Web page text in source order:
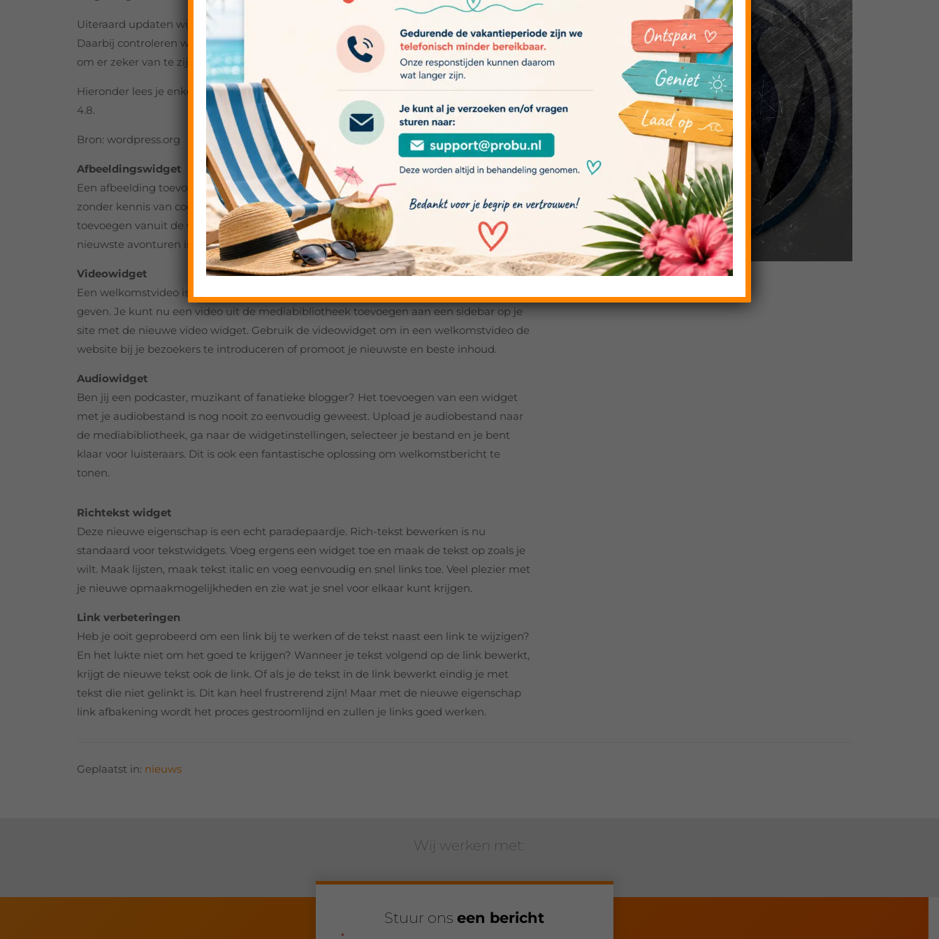
Uiteraard updaten wij al onze Probu WordPress CMS klanten naar deze nieuwste versie.
Daarbij controleren wij meteen ook compatibiliteit met gebruikte plug-ins en widgets,
om er zeker van te zijn dat deze compatibel zijn.
Hieronder lees je enkele van deze vernieuwingen en verbeteringen in WordPress versie
4.8.
Bron: wordpress.org
Afbeeldingswidget
Een afbeelding toevoegen aan een widget is nu een eenvoudige taak die te doen is
zonder kennis van code voor elke WordPress gebruiker. Je afbeelding eenvoudig
toevoegen vanuit de widget instellingen. Probeer eens een foto van jezelf of van je
nieuwste avonturen in het weekend — en zie hem als vanzelf verschijnen.
Videowidget
Een welkomstvideo is een geweldige manier om je website een menselijk gezicht te
geven. Je kunt nu een video uit de mediabibliotheek toevoegen aan een sidebar op je
site met de nieuwe video widget. Gebruik de videowidget om in een welkomstvideo de
website bij je bezoekers te introduceren of promoot je nieuwste en beste inhoud.
Audiowidget
Ben jij een podcaster, muzikant of fanatieke blogger? Het toevoegen van een widget
met je audiobestand is nog nooit zo eenvoudig geweest. Upload je audiobestand naar
de mediabibliotheek, ga naar de widgetinstellingen, selecteer je bestand en je bent
klaar voor luisteraars. Dit is ook een fantastische oplossing om welkomstbericht te
tonen.
Richtekst widget
Deze nieuwe eigenschap is een echt paradepaardje. Rich-tekst bewerken is nu
standaard voor tekstwidgets. Voeg ergens een widget toe en maak de tekst op zoals je
wilt. Maak lijsten, maak tekst italic en voeg eenvoudig en snel links toe. Veel plezier met
je nieuwe opmaakmogelijkheden en zie wat je snel voor elkaar kunt krijgen.
Link verbeteringen
Heb je ooit geprobeerd om een link bij te werken of de tekst naast een link te wijzigen?
En het lukte niet om het goed te krijgen? Wanneer je tekst volgend op de link bewerkt,
krijgt de nieuwe tekst ook de link. Of als je de tekst in de link bewerkt eindig je met
tekst die niet gelinkt is. Dit kan heel frustrerend zijn! Maar met de nieuwe eigenschap
link afbakening wordt het proces gestroomlijnd en zullen je links goed werken.
Geplaatst in: nieuws
Wij werken met:
Stuur ons een bericht
*" geeft vereiste velden aan